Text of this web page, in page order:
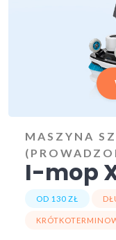
MASZYNA
I-mop
OD 130 ZŁ